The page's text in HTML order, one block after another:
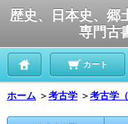
歴史、日本史、郷
専門古
カート
ホーム ＞考古学 ＞考古学